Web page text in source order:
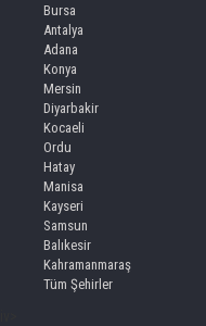
Bursa
Antalya
Adana
Konya
Mersin
Diyarbakir
Kocaeli
Ordu
Hatay
Manisa
Kayseri
Samsun
Balıkesir
Kahramanmaraş
Tüm Şehirler